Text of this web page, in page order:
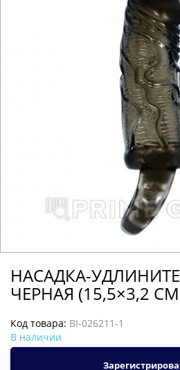
НАСАДКА-
ЧЕРНАЯ (15,5×3,2
Код товара: BI-026211-1
В наличии